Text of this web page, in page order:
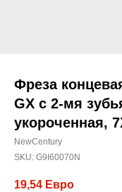
Фреза
GX c 2-мя
укороченная,
NewCentury
SKU: G9I60070N
19,54 Евро